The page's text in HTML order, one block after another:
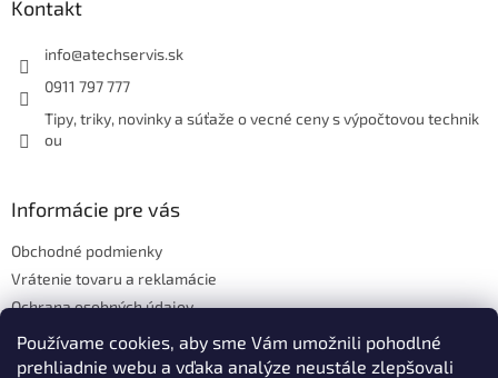
Používame cookies, aby sme Vám umožnili pohodlné
prehliadnie webu a vďaka analýze neustále zlepšovali
Kontakt
info@atechservis.sk
0911 797 777
Tipy, triky, novinky a súťaže o vecné ceny s výpočtovou technik
ou
Informácie pre vás
Obchodné podmienky
Vrátenie tovaru a reklamácie
Ochrana osobných údajov
Hodnotenie obchodu